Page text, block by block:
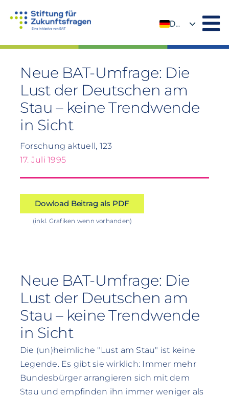
Inhalt
DE
Neue BAT-Umfrage: Die
Lust der Deutschen am
Stau – keine Trendwende
in Sicht
Forschung aktuell, 123
17. Juli 1995
Dowload Beitrag als PDF
(inkl. Grafiken wenn vorhanden)
Neue BAT-Umfrage: Die
Lust der Deutschen am
Stau – keine Trendwende
in Sicht
Die (un)heimliche "Lust am Stau" ist keine
Legende. Es gibt sie wirklich: Immer mehr
Bundesbürger arrangieren sich mit dem
Stau und empfinden ihn immer weniger als